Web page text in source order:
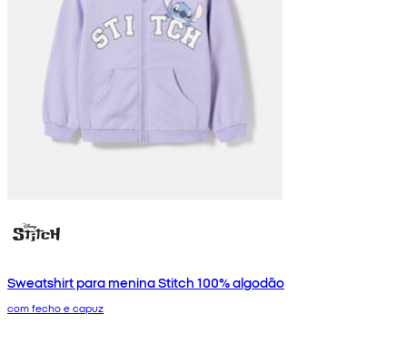
Sweatshirt para menina Stitch 100% algodão
com fecho e capuz